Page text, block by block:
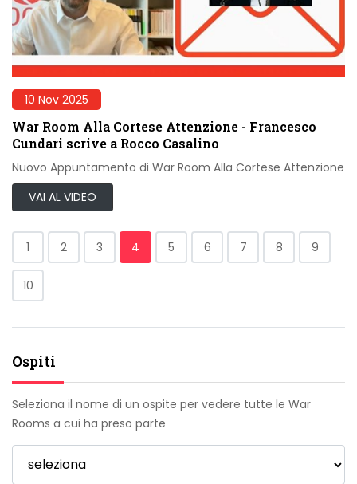
10 Nov 2025
War Room Alla Cortese Attenzione - Francesco
Cundari scrive a Rocco Casalino
Nuovo Appuntamento di War Room Alla Cortese Attenzione
VAI AL VIDEO
1 2 3 4 5 6 7 8 9
10
Ospiti
Seleziona il nome di un ospite per vedere tutte le War
Rooms a cui ha preso parte